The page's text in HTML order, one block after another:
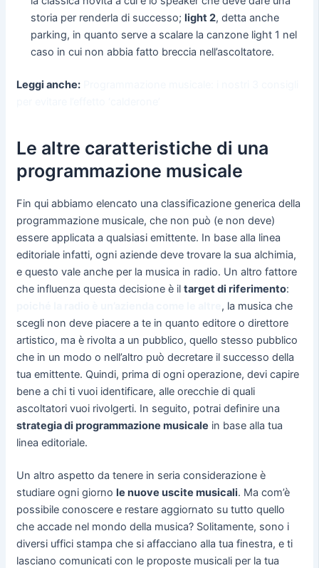
storia per renderla di successo; light 2, detta anche
parking, in quanto serve a scalare la canzone light 1 nel
caso in cui non abbia fatto breccia nell’ascoltatore.
Leggi anche:
Le altre caratteristiche di una
programmazione musicale
Fin qui abbiamo elencato una classificazione generica della
programmazione musicale, che non può (e non deve)
essere applicata a qualsiasi emittente. In base alla linea
editoriale infatti, ogni aziende deve trovare la sua alchimia,
e questo vale anche per la musica in radio. Un altro fattore
che influenza questa decisione è il target di riferimento:
, la musica che
scegli non deve piacere a te in quanto editore o direttore
artistico, ma è rivolta a un pubblico, quello stesso pubblico
che in un modo o nell’altro può decretare il successo della
tua emittente. Quindi, prima di ogni operazione, devi capire
bene a chi ti vuoi identificare, alle orecchie di quali
ascoltatori vuoi rivolgerti. In seguito, potrai definire una
strategia di programmazione musicale in base alla tua
linea editoriale.
Un altro aspetto da tenere in seria considerazione è
studiare ogni giorno le nuove uscite musicali. Ma com’è
possibile conoscere e restare aggiornato su tutto quello
che accade nel mondo della musica? Solitamente, sono i
diversi uffici stampa che si affacciano alla tua finestra, e ti
lasciano comunicati con le proposte musicali per la tua